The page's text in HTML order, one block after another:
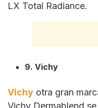
LX Total Radiance.
9. Vichy
Vichy otra gran
Vichy Dermablend